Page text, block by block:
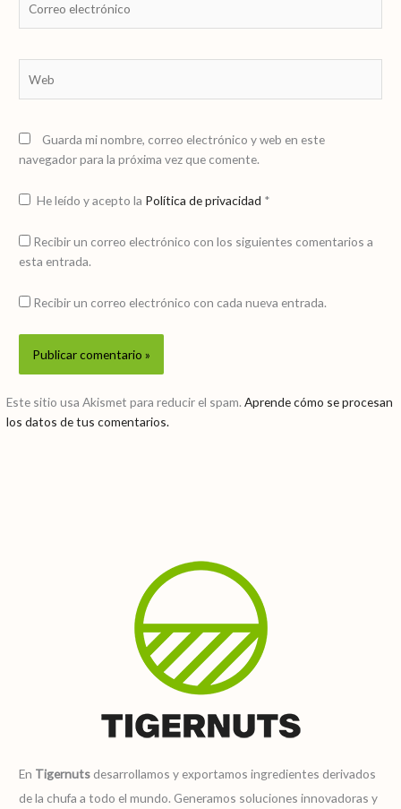
electrónico
Guarda mi nombre, correo electrónico y web en este
navegador para la próxima vez que comente.
He leído y acepto la Política de privacidad *
Recibir un correo electrónico con los siguientes comentarios a
esta entrada.
Recibir un correo electrónico con cada nueva entrada.
Este sitio usa Akismet para reducir el spam.Aprende cómo se procesan
los datos de tus comentarios.
En Tigernuts desarrollamos y exportamos ingredientes derivados
de la chufa a todo el mundo. Generamos soluciones innovadoras y